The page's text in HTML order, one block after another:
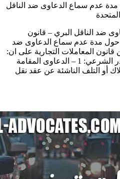
عدم سماع الدعاوى ضد الناقل
ضد الناقل البري – قانون
حول مدة عدم سماع الدعاوى ضد
البري تنص المادة 321 من قانون المعاملات التجارية على ان:
“”لا تسمع عند الانكار وعدم العذر الشرعي: 1 – الدعاوى المقامة
أو التلف الناشئة عن عقد نقل